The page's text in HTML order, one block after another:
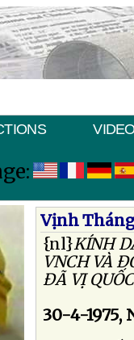
Vịnh
{nl}KÍNH
VNCH VÀ
ÐÃ VỊ
30-4-1975,